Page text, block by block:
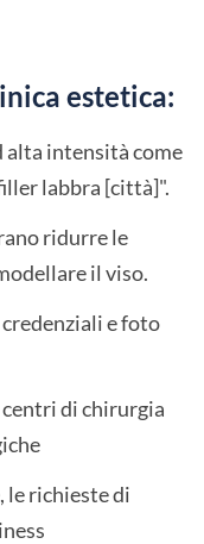
estetica:
alta intensità come
labbra [città]".
ridurre le
il viso.
e foto
di chirurgia
richieste di